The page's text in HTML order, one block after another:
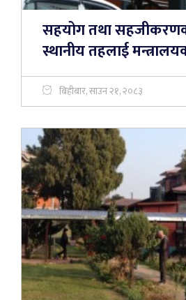
सहयोग तथा
स्थानीय तहलाई
बिहीबार, साउन २१, २०८३